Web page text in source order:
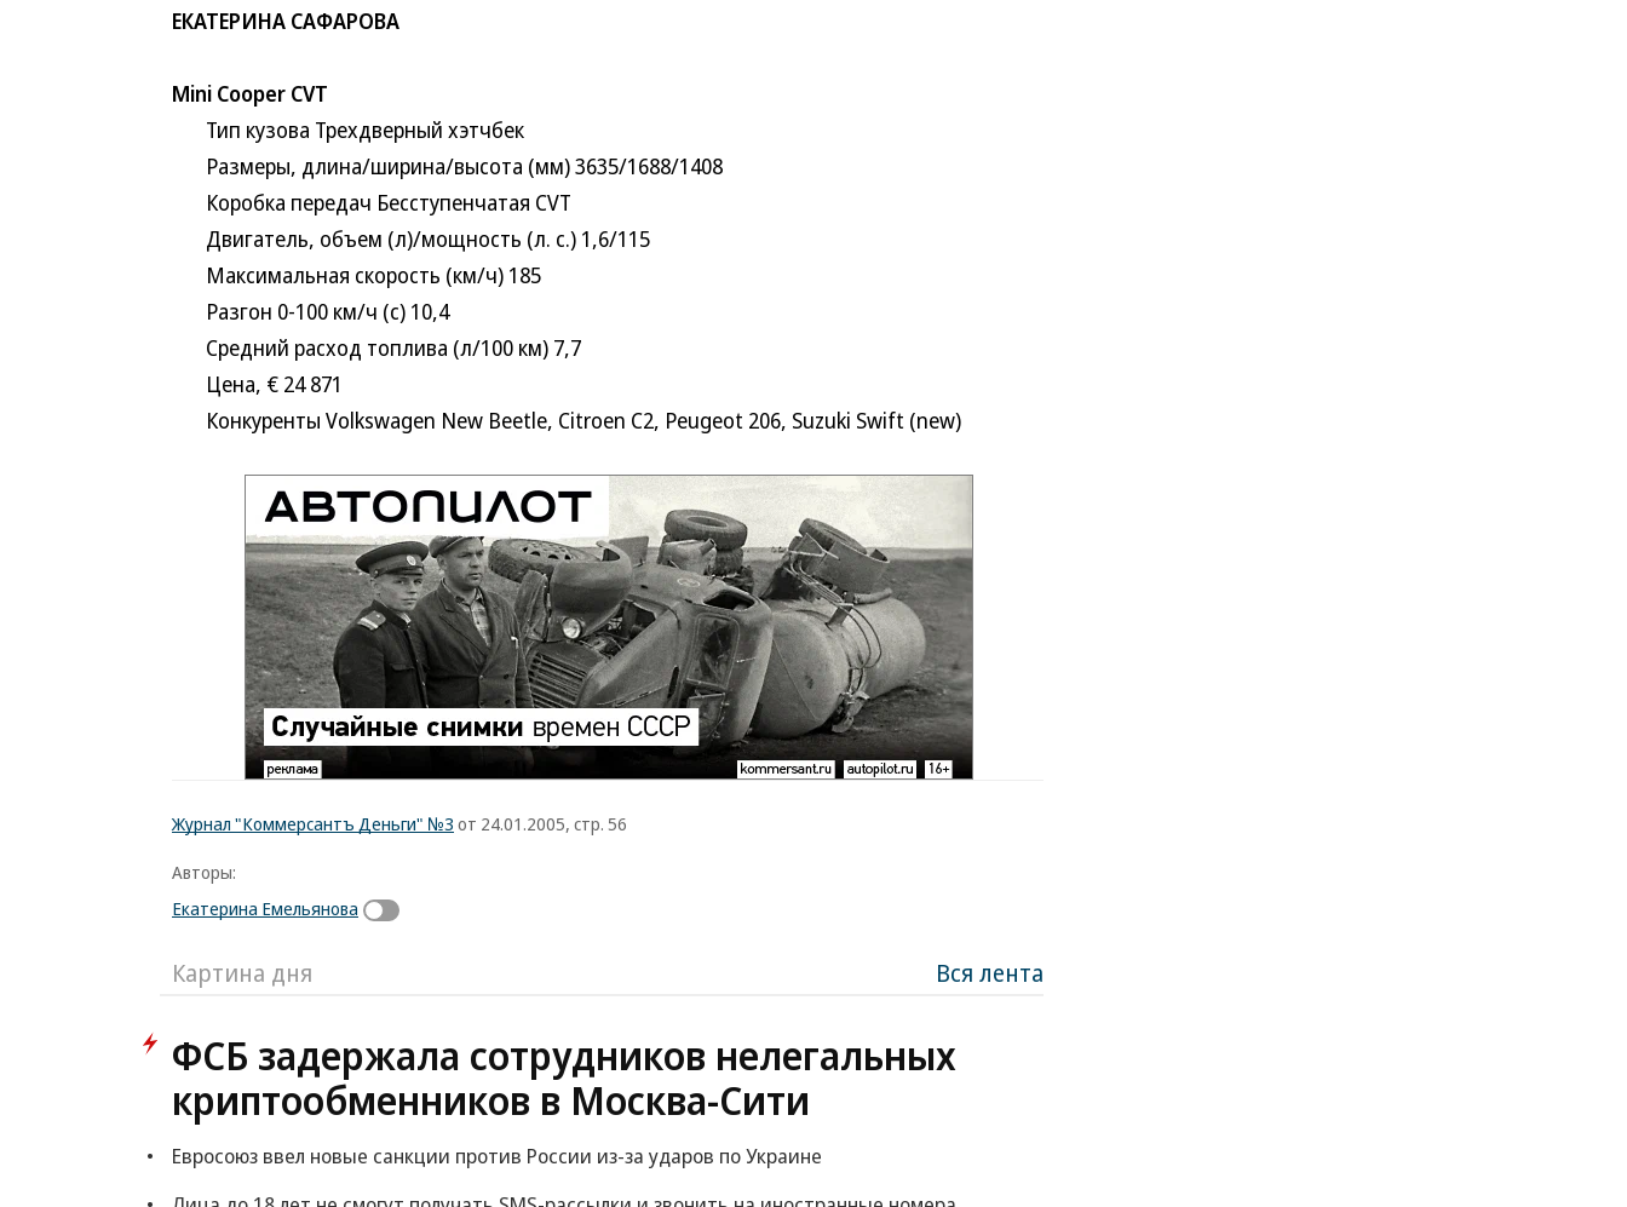
ЕКАТЕРИНА САФАРОВА
Mini Cooper CVT
Тип кузова Трехдверный хэтчбек
Размеры, длина/ширина/высота (мм) 3635/1688/1408
Коробка передач Бесступенчатая CVT
Двигатель, объем (л)/мощность (л. с.) 1,6/115
Максимальная скорость (км/ч) 185
Разгон 0-100 км/ч (с) 10,4
Средний расход топлива (л/100 км) 7,7
Цена, € 24 871
Конкуренты Volkswagen New Beetle, Citroen C2, Peugeot 206, Suzuki Swift (new)
Журнал "Коммерсантъ Деньги" №3 от 24.01.2005, стр. 56
Авторы:
Екатерина Емельянова
Картина дня Вся лента
ФСБ задержала сотрудников нелегальных
криптообменников в Москва-Сити
Евросоюз ввел новые санкции против России из-за ударов по Украине